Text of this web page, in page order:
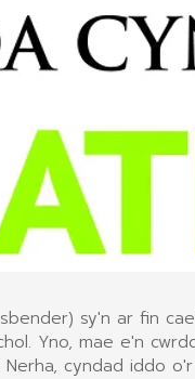
sy'n ar fin
Yno, mae e'n
cyndad iddo